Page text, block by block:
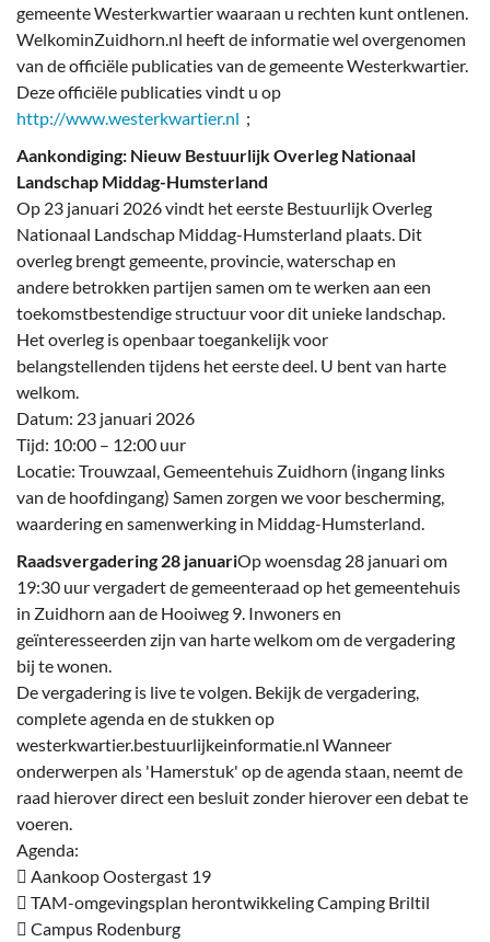
gemeente Westerkwartier waaraan u rechten kunt ontlenen.
WelkominZuidhorn.nl heeft de informatie wel overgenomen
van de officiële publicaties van de gemeente Westerkwartier.
Deze officiële publicaties vindt u op
http://www.westerkwartier.nl ;
Aankondiging: Nieuw Bestuurlijk Overleg Nationaal
Landschap Middag-Humsterland
Op 23 januari 2026 vindt het eerste Bestuurlijk Overleg
Nationaal Landschap Middag-Humsterland plaats. Dit
overleg brengt gemeente, provincie, waterschap en
andere betrokken partijen samen om te werken aan een
toekomstbestendige structuur voor dit unieke landschap.
Het overleg is openbaar toegankelijk voor
belangstellenden tijdens het eerste deel. U bent van harte
welkom.
Datum: 23 januari 2026
Tijd: 10:00 – 12:00 uur
Locatie: Trouwzaal, Gemeentehuis Zuidhorn (ingang links
van de hoofdingang) Samen zorgen we voor bescherming,
waardering en samenwerking in Middag-Humsterland.
Raadsvergadering 28 januariOp woensdag 28 januari om
19:30 uur vergadert de gemeenteraad op het gemeentehuis
in Zuidhorn aan de Hooiweg 9. Inwoners en
geïnteresseerden zijn van harte welkom om de vergadering
bij te wonen.
De vergadering is live te volgen. Bekijk de vergadering,
complete agenda en de stukken op
westerkwartier.bestuurlijkeinformatie.nl Wanneer
onderwerpen als 'Hamerstuk' op de agenda staan, neemt de
raad hierover direct een besluit zonder hierover een debat te
voeren.
Agenda:
 Aankoop Oostergast 19
 TAM-omgevingsplan herontwikkeling Camping Briltil
 Campus Rodenburg